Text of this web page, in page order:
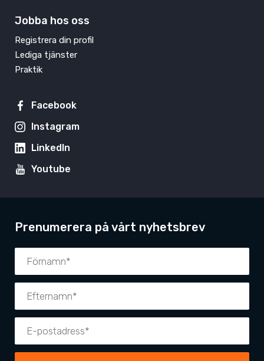
Jobba hos oss
Registrera din profil
Lediga tjänster
Praktik
Facebook
Instagram
LinkedIn
Youtube
Prenumerera på vårt nyhetsbrev